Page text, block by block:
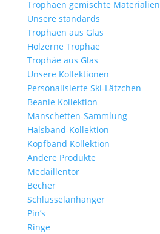
Trophäen gemischte Materialien
Unsere standards
Trophäen aus Glas
Hölzerne Trophäe
Trophäe aus Glas
Unsere Kollektionen
Personalisierte Ski-Lätzchen
Beanie Kollektion
Manschetten-Sammlung
Halsband-Kollektion
Kopfband Kollektion
Andere Produkte
Medaillentor
Becher
Schlüsselanhänger
Pin’s
Ringe